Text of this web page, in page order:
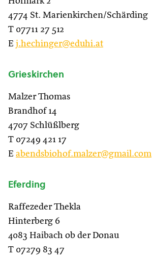
4774 St. Marienkirchen/Schärding
T 07711 27 512
E j.hechinger@eduhi.at
Grieskirchen
Malzer Thomas
Brandhof 14
4707 Schlüßlberg
T 07249 421 17
E abendsbiohof.malzer@gmail.com
Eferding
Raffezeder Thekla
Hinterberg 6
4083 Haibach ob der Donau
T 07279 83 47